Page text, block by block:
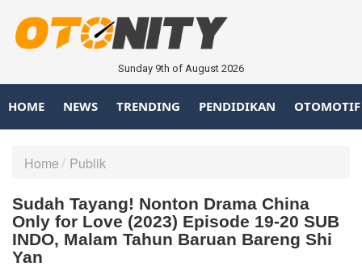
Sunday 9th of August 2026
HOME NEWS TRENDING PENDIDIKAN OTOMOTIF
Home Publik
Sudah Tayang! Nonton Drama China
Only for Love (2023) Episode 19-20 SUB
INDO, Malam Tahun Baruan Bareng Shi
Yan